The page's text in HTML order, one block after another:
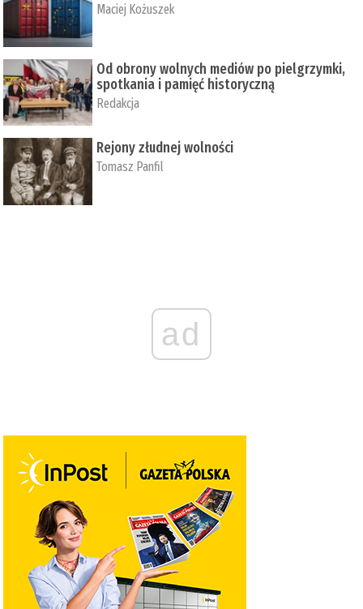
Maciej Kożuszek
Od obrony wolnych mediów po pielgrzymki,
spotkania i pamięć historyczną
Redakcja
Rejony złudnej wolności
Tomasz Panfil
ad